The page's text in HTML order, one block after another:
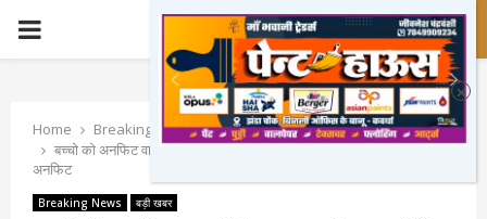
PRIMARY
Home
Breaking News
बच्चो को अनफिट वाहनों से स्कूल प्रबंधन लाते हैं स्कूल , जांच में मिले 13 स्कूली बस
अनफिट
Breaking News बड़ी खबर